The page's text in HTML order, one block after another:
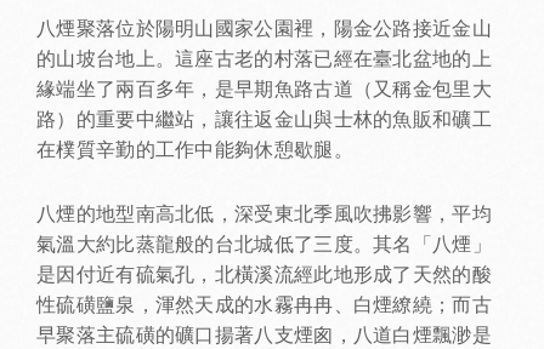
八煙聚落位於陽明山國家公園裡，陽金公路接近金山
的山坡台地上。這座古老的村落已經在臺北盆地的上
緣端坐了兩百多年，是早期魚路古道（又稱金包里大
路）的重要中繼站，讓往返金山與士林的魚販和礦工
在樸質辛勤的工作中能夠休憩歇腿。
八煙的地型南高北低，深受東北季風吹拂影響，平均
氣溫大約比蒸龍般的台北城低了三度。其名「八煙」
是因付近有硫氣孔，北橫溪流經此地形成了天然的酸
性硫磺鹽泉，渾然天成的水霧冉冉、白煙繚繞；而古
早聚落主硫磺的礦口揚著八支煙囪，八道白煙飄渺是